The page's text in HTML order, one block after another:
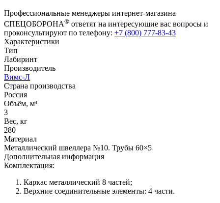
Профессиональные менеджеры интернет-магазина
СПЕЦОБОРОНА® ответят на интересующие вас вопросы и
проконсультируют по телефону: +7 (800) 777-83-43
Характеристики
Тип
Лабиринт
Производитель
Вимс-Л
Страна производства
Россия
Объём, м³
3
Вес, кг
280
Материал
Металлический швеллера №10. Трубы 60×5
Дополнительная информация
Комплектация:
Каркас металлический 8 частей;
Верхние соединительные элементы: 4 части.